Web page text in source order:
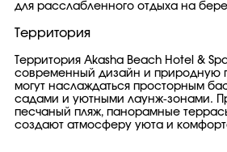
для расслабленного отдыха на
Территория
Территория Akasha Beach Hotel &
современный дизайн и природную
могут наслаждаться просторным
садами и уютными лаунж-зонами.
песчаный пляж, панорамные
создают атмосферу уюта и